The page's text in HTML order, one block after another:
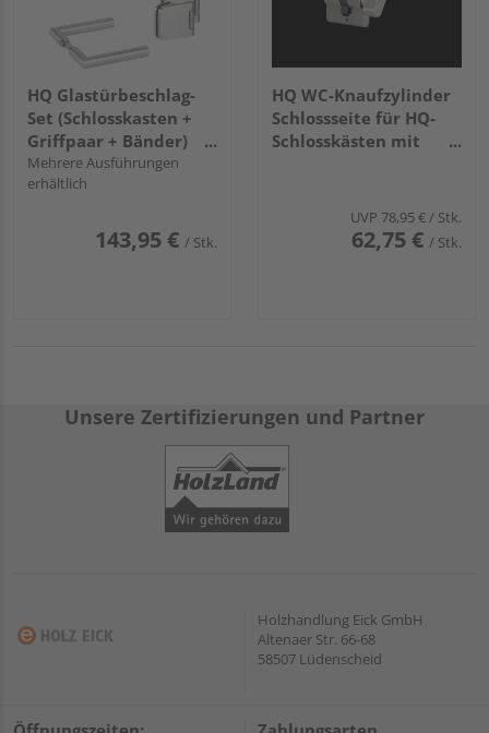
HQ Glastürbeschlag-
Set (Schlosskasten +
Griffpaar + Bänder)
"Rotondo"
Mehrere Ausführungen
erhältlich
143,95 € / Stk.
HQ WC-Knaufzylinder
Schlossseite für HQ-
Schlosskästen mit
UVP 78,95 €/ Stk.
62,75 € / Stk.
Unsere Zertifizierungen und Partner
Holzhandlung Eick GmbH
Altenaer Str. 66-68
58507 Lüdenscheid